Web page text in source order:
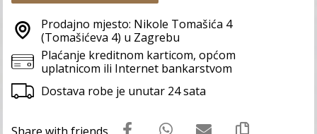
Prodajno mjesto: Nikole Tomašića 4
(Tomašićeva 4) u Zagrebu
Plaćanje kreditnom karticom, općom
uplatnicom ili Internet bankarstvom
Dostava robe je unutar 24 sata